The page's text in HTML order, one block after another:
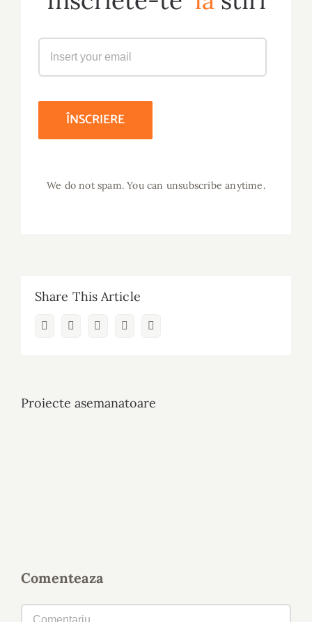
We do not spam. You can unsubscribe anytime.
Share This Article
FacebookTwitter LinkedInWhatsapp
Proiecte asemanatoare
Comenteaza
Comment